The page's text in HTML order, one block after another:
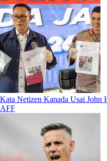
Kata Netizen Kanada Usai John
AFF